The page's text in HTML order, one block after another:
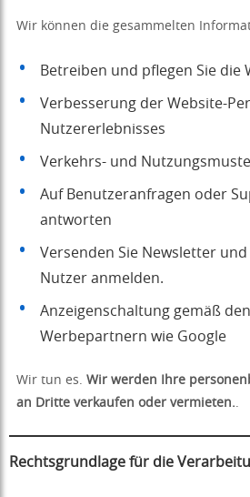
Wir können die gesammelten
Betreiben und pflegen Sie die
Verbesserung der Website-
Nutzererlebnisses
Verkehrs- und
Auf Benutzeranfragen oder
antworten
Versenden Sie Newsletter
Nutzer anmelden.
Anzeigenschaltung gemäß
Werbepartnern wie Google
Wir tun es. Wir werden Ihre
an Dritte verkaufen oder vermieten..
Rechtsgrundlage für die